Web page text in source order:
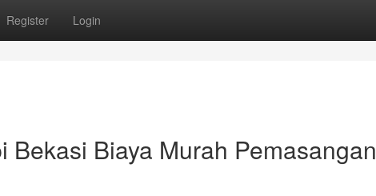
Register Login
Bekasi Biaya Murah Pemasangan